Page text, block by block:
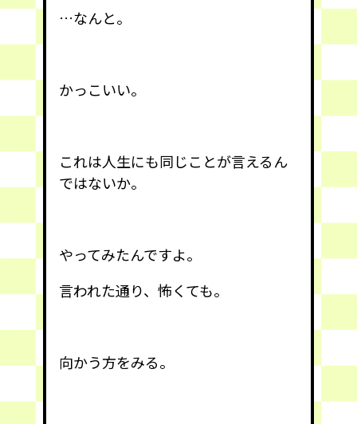
…なんと。
かっこいい。
これは人生にも同じことが言えるん
ではないか。
やってみたんですよ。
言われた通り、怖くても。
向かう方をみる。